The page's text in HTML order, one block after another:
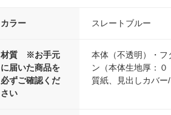
カラー スレートブルー
材質 ※お手元
に届いた商品を
必ずご確認くだ
さい
本体（不透明）・フ
ン（本体生地厚：
質紙、見出しカバー/